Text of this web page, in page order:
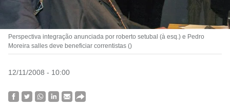
Perspectiva integração anunciada por roberto setubal (à esq.) e Pedro
Moreira salles deve beneficiar correntistas ()
12/11/2008 - 10:00